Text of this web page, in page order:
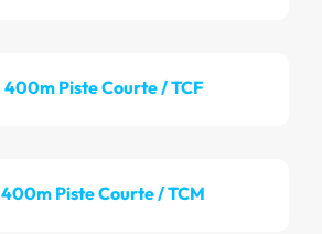
400m Piste Courte / TCF
400m Piste Courte / TCM